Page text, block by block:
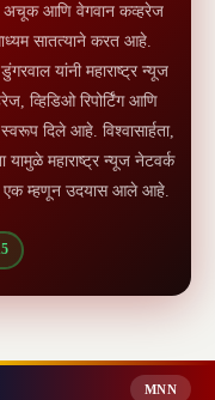
अचूक आणि वेगवान कव्हरेज
सातत्याने करत आहे.
यांनी महाराष्ट्र न्यूज
व्हिडिओ रिपोर्टिंग आणि
दिले आहे. विश्वासार्हता,
यामुळे महाराष्ट्र न्यूज नेटवर्क
एक म्हणून उदयास आले आहे.
MNN